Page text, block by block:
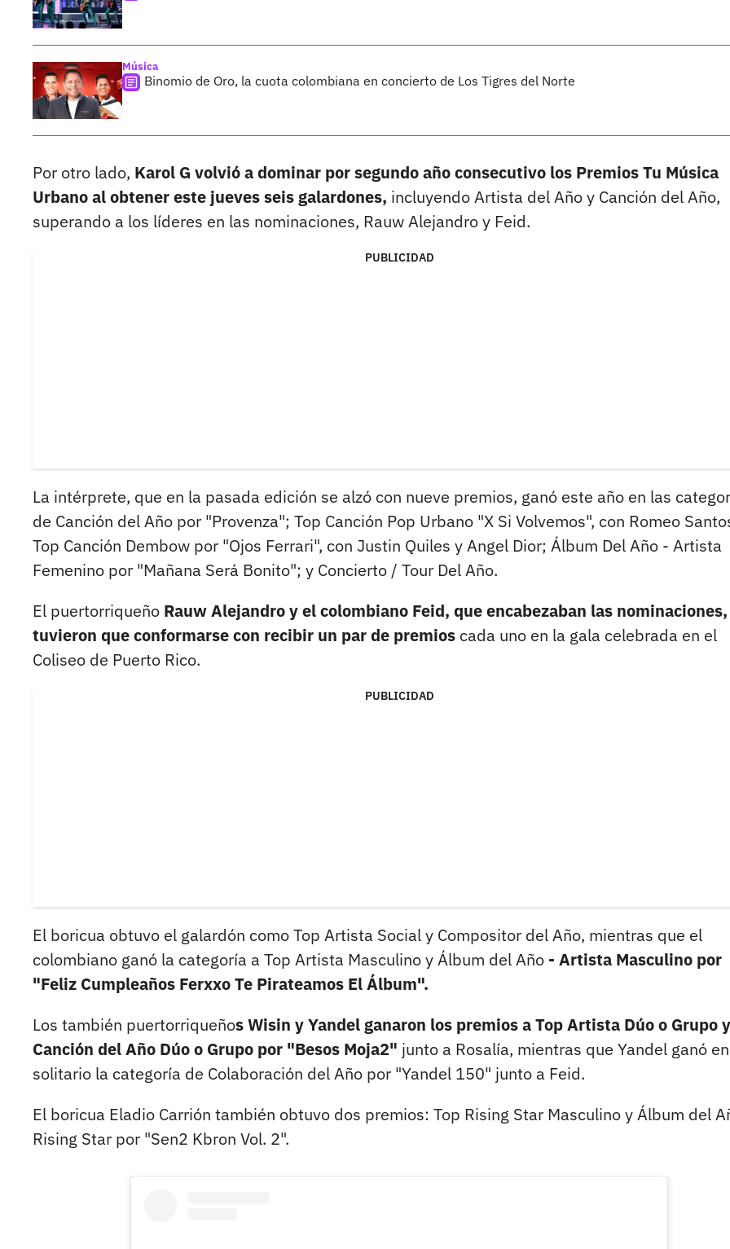
Música
Binomio de Oro, la cuota colombiana en concierto de Los Tigres del Norte
Por otro lado, Karol G volvió a dominar por segundo año consecutivo los Premios Tu Música
Urbano al obtener este jueves seis galardones, incluyendo Artista del Año y Canción del Año,
superando a los líderes en las nominaciones, Rauw Alejandro y Feid.
PUBLICIDAD
La intérprete, que en la pasada edición se alzó con nueve premios, ganó este año en las
de Canción del Año por "Provenza"; Top Canción Pop Urbano "X Si Volvemos", con Romeo
Top Canción Dembow por "Ojos Ferrari", con Justin Quiles y Angel Dior; Álbum Del Año - Artista
Femenino por "Mañana Será Bonito"; y Concierto / Tour Del Año.
El puertorriqueño Rauw Alejandro y el colombiano Feid, que encabezaban las nominaciones,
tuvieron que conformarse con recibir un par de premios cada uno en la gala celebrada en el
Coliseo de Puerto Rico.
PUBLICIDAD
El boricua obtuvo el galardón como Top Artista Social y Compositor del Año, mientras que el
colombiano ganó la categoría a Top Artista Masculino y Álbum del Año - Artista Masculino por
"Feliz Cumpleaños Ferxxo Te Pirateamos El Álbum".
Los también puertorriqueños Wisin y Yandel ganaron los premios a Top Artista Dúo o Grupo y
Canción del Año Dúo o Grupo por "Besos Moja2" junto a Rosalía, mientras que Yandel ganó en
solitario la categoría de Colaboración del Año por "Yandel 150" junto a Feid.
El boricua Eladio Carrión también obtuvo dos premios: Top Rising Star Masculino y Álbum del
Rising Star por "Sen2 Kbron Vol. 2".